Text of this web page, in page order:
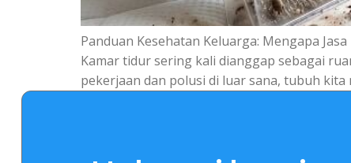
Panduan Kesehatan Keluarga: Mengapa
Kamar tidur sering kali dianggap sebagai
pekerjaan dan polusi di luar sana, tubuh